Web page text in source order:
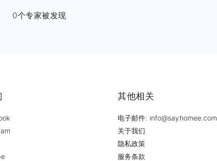
0个专家被发现
其他相关
电子邮件: info@sayhomee.com
关于我们
隐私政策
服务条款